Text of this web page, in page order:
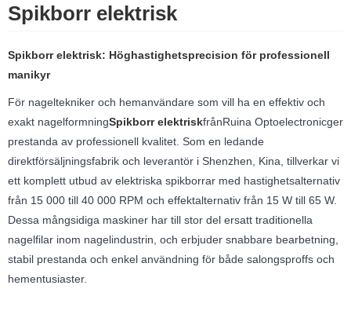
Spikborr elektrisk
Spikborr elektrisk: Höghastighetsprecision för professionell
manikyr
För nageltekniker och hemanvändare som vill ha en effektiv och
exakt nagelformningSpikborr elektriskfrånRuina Optoelectronicger
prestanda av professionell kvalitet. Som en ledande
direktförsäljningsfabrik och leverantör i Shenzhen, Kina, tillverkar vi
ett komplett utbud av elektriska spikborrar med hastighetsalternativ
från 15 000 till 40 000 RPM och effektalternativ från 15 W till 65 W.
Dessa mångsidiga maskiner har till stor del ersatt traditionella
nagelfilar inom nagelindustrin, och erbjuder snabbare bearbetning,
stabil prestanda och enkel användning för både salongsproffs och
hementusiaster.